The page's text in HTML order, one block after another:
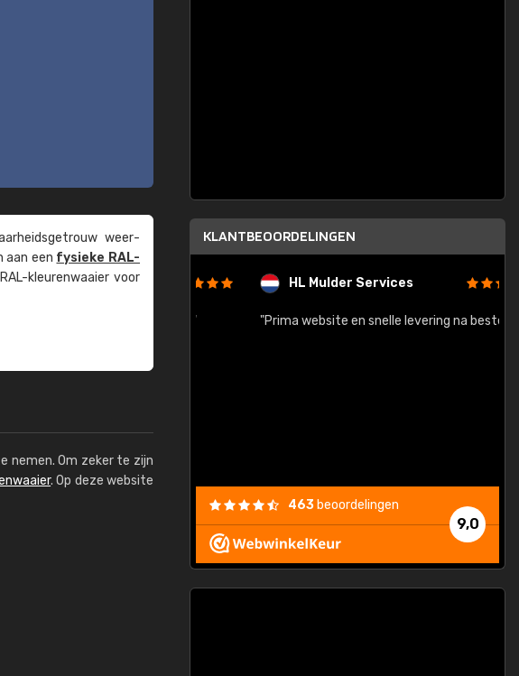
weer­
aan een fysieke RAL-
kleuren­waaier voor
nemen. Om zeker te zijn
. Op deze website
KLANTBEOORDELINGEN
HL Mulder Services
"Prima website en snelle levering na bestelling"
9,0
463 beoordelingen